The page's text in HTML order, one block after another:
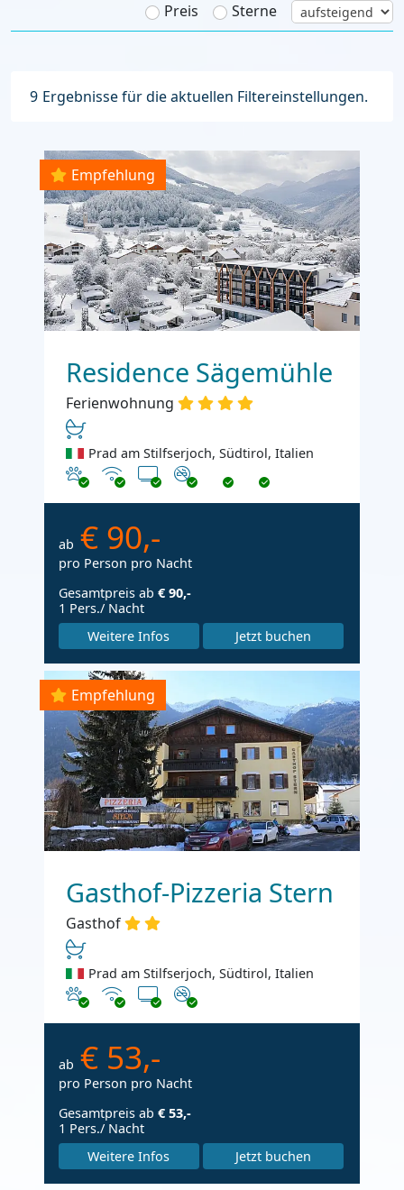
Preis
Sterne
9 Ergebnisse für die aktuellen Filtereinstellungen.
Empfehlung
Residence Sägemühle
Ferienwohnung
Prad am Stilfserjoch, Südtirol, Italien
Haustiere erlaubt
Internet
TV Nichtraucher
ab € 90,-
pro Person pro Nacht
Gesamtpreis ab € 90,-
1 Pers./ Nacht
Weitere Infos
Jetzt buchen
Empfehlung
Gasthof-Pizzeria Stern
Gasthof
Prad am Stilfserjoch, Südtirol, Italien
Haustiere erlaubt
Internet
TV Nichtraucher
ab € 53,-
pro Person pro Nacht
Gesamtpreis ab € 53,-
1 Pers./ Nacht
Weitere Infos
Jetzt buchen